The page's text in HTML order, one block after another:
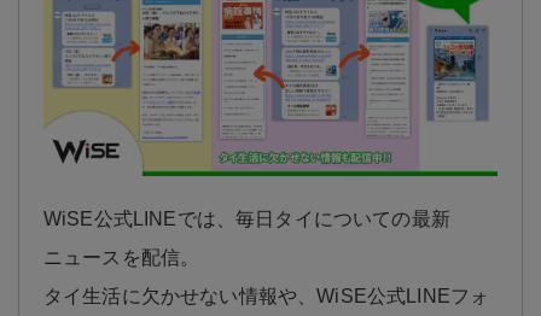
WiSE公式LINEでは、毎日タイについての最新
ニュースを配信。
タイ生活に欠かせない情報や、WiSE公式LINEフォ